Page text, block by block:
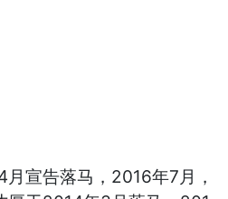
宣告落马，2016年7月，